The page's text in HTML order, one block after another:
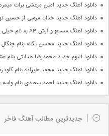
دانلود آهنگ جدید امین مرعشی برات
دانلود آهنگ جدید خدایا مرسی از حسین
دانلود آهنگ مسیح و آرش AP به نام خیلی دلم تنگه
دانلود آهنگ جدید محسن یگانه بنام چنگال
دانلود آلبوم جدید محمدرضا هدایتی بنام
دانلود آهنگ جدید محمد علیزاده بنام
دانلود آهنگ جدید احمد سعیدی بنام
جدیدترین مطالب آهنگ فاخر